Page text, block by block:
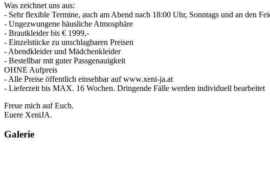
Was zeichnet uns aus:
- Sehr flexible Termine, auch am Abend nach 18:00 Uhr, Sonntags und an den
- Ungezwungene häusliche Atmosphäre
- Brautkleider bis € 1999,-
- Einzelstücke zu unschlagbaren Preisen
- Abendkleider und Mädchenkleider
- Bestellbar mit guter Passgenauigkeit
OHNE Aufpreis
- Alle Preise öffentlich einsehbar auf www.xeni-ja.at
- Lieferzeit bis MAX. 16 Wochen. Dringende Fälle werden individuell bearbeitet
Freue mich auf Euch.
Euere XeniJA.
Galerie